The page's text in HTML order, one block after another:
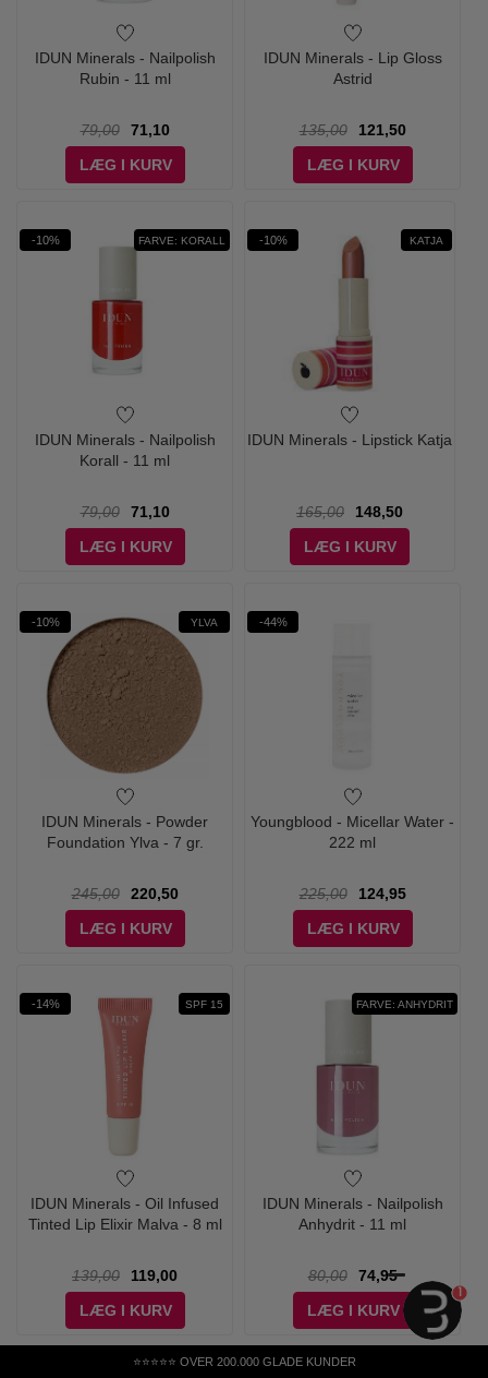
⭐⭐⭐⭐⭐ OVER 200.000 GLADE KUNDER
IDUN Minerals - Nailpolish
Rubin - 11 ml
79,00
71,10
LÆG I KURV
IDUN Minerals - Lip Gloss
Astrid
135,00
121,50
LÆG I KURV
-10% FARVE: KORALL
IDUN Minerals - Nailpolish
Korall - 11 ml
79,00
71,10
LÆG I KURV
-10% KATJA
IDUN Minerals - Lipstick Katja
165,00
148,50
LÆG I KURV
-10% YLVA
IDUN Minerals - Powder
Foundation Ylva - 7 gr.
245,00
220,50
LÆG I KURV
-44%
Youngblood - Micellar Water -
222 ml
225,00
124,95
LÆG I KURV
-14% SPF 15
IDUN Minerals - Oil Infused
Tinted Lip Elixir Malva - 8 ml
139,00
119,00
LÆG I KURV
FARVE: ANHYDRIT
IDUN Minerals - Nailpolish
Anhydrit - 11 ml
80,00
74,95
LÆG I KURV
1